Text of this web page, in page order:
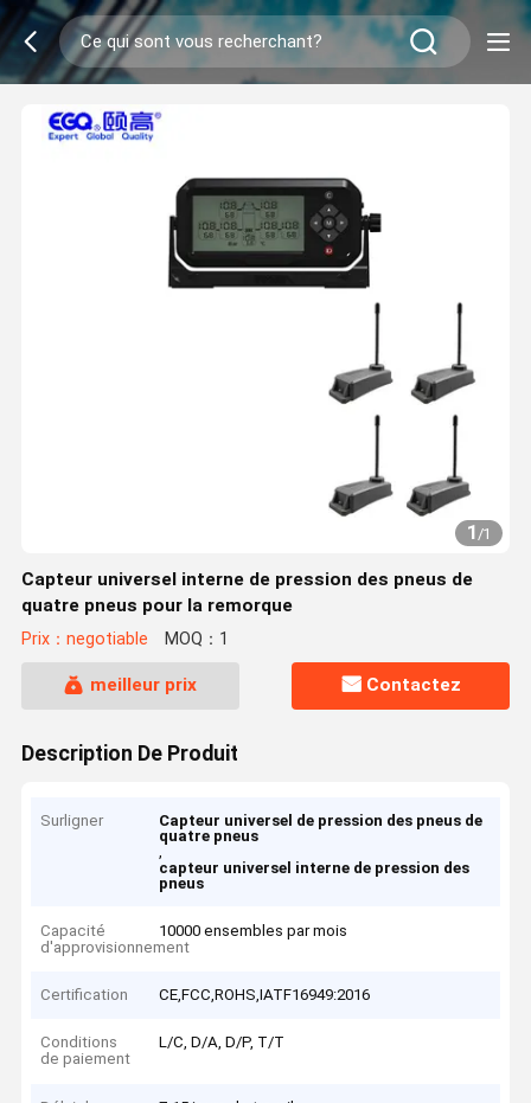
1/1
Capteur universel interne de pression des pneus de
quatre pneus pour la remorque
Prix：negotiable MOQ：1
meilleur prix Contactez
Description De Produit
Surligner
Capteur universel de pression des pneus de
quatre pneus
,
capteur universel interne de pression des
pneus
Capacité
d'approvisionnement
10000 ensembles par mois
Certification CE,FCC,ROHS,IATF16949:2016
Conditions
de paiement
L/C, D/A, D/P, T/T